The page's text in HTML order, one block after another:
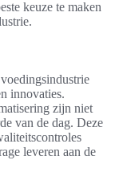
keuze te maken
innovaties.
zijn niet
van de dag. Deze
leveren aan de